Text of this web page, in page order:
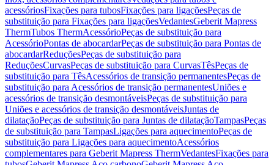
acessóriosFixações para tubosFixações para ligaçõesPeças de
substituição para Fixações para ligaçõesVedantesGeberit Mapress
ThermTubos ThermAcessórioPeças de substituição para
AcessórioPontas de abocardarPeças de substituição para Pontas de
abocardarReduçõesPeças de substituição para
ReduçõesCurvasPeças de substituição para CurvasTêsPeças de
substituição para TêsAcessórios de transição permanentesPeças de
substituição para Acessórios de transição permanentesUniões e
acessórios de transição desmontáveisPeças de substituição para
Uniões e acessórios de transição desmontáveisJuntas de
dilataçãoPeças de substituição para Juntas de dilataçãoTampasPeças
de substituição para TampasLigações para aquecimentoPeças de
substituição para Ligações para aquecimentoAcessórios
complementares para Geberit Mapress ThermVedantesFixações para